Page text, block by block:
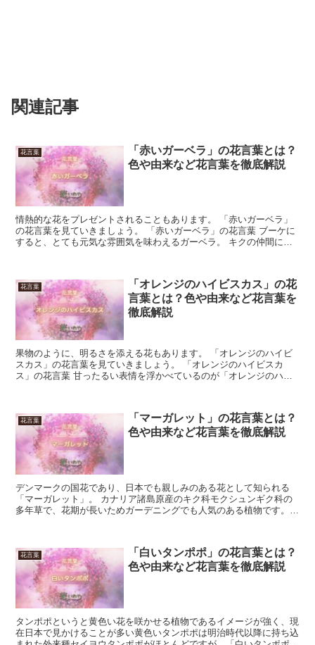
関連記事
花言葉
「赤いガーベラ」の花言葉とは？
色や由来など花言葉を徹底解説
情熱的な花をプレゼントされることもあります。 「赤いガーベラ」
の花言葉を見ていきましょう。 「赤いガーベラ」の花言葉 ブーケに
すると、とても元気な雰囲気を味わえるガーベラ。 キクの仲間には
花言葉
「オレンジのハイビスカス」の花
言葉とは？色や由来など花言葉を
徹底解説
果物のように、明るさを添える花もあります。 「オレンジのハイビ
スカス」の花言葉を見ていきましょう。 「オレンジのハイビスカ
ス」の花言葉 甘ったるい表情を浮かべているのが「オレンジのハイ
花言葉
「マーガレット」の花言葉とは？
色や由来など花言葉を徹底解説
デンマークの国花であり、日本でも親しみのある花として知られる
「マーガレット」。 カナリア諸島原産のキク科モクシュンギク科の
多年草で、花期が長いためガーデニングでも人気のある植物です。
花言葉
「白いタンポポ」の花言葉とは？
色や由来など花言葉を徹底解説
タンポポというと黄色い花を咲かせる植物であるイメージが強く、現
在日本で見かけることが多い黄色いタンポポは明治時代以降に持ち込